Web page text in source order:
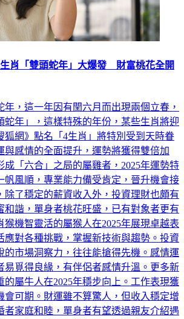
生肖「雙頭蛇年」大爆發 財富桃花全開
年，這一年因有閏六月而出現兩個立春，
蛇年」，這樣特殊的年份，某些生肖將迎
狐網》點名「4生肖」將特別受到天時眷
與感情的全面提升，運勢將獲得雙倍加
成「六合」之局的屬雞者，2025年運勢特
帆風順，專業能力備受肯定，晉升機會接
除了穩定的薪資收入外，投資理財也頗有
和諧，單身者桃花旺盛，已有對象者更有
猴機智靈活的屬猴人在2025年展現卓越表
應對各種挑戰，掌握新技術與趨勢。投資
的市場洞察力，往往能搶得先機。感情運
易覓得良緣，有伴侶者感情升溫。更多新
的屬牛人在2025年穩步向上。工作表現獲
會可期。財運雖不算驚人，但收入穩定增
者家庭和睦，單身者有望透過親友介紹遇